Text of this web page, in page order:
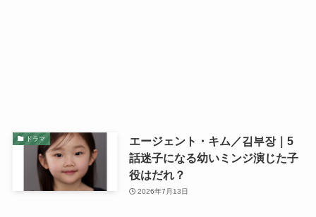
ドラマ
エージェント・キム／김부장｜5
話迷子になる幼いミンジ演じた子
役はだれ？
2026年7月13日